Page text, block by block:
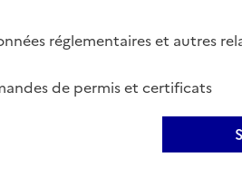
réglementaires et autres
de permis et certificats